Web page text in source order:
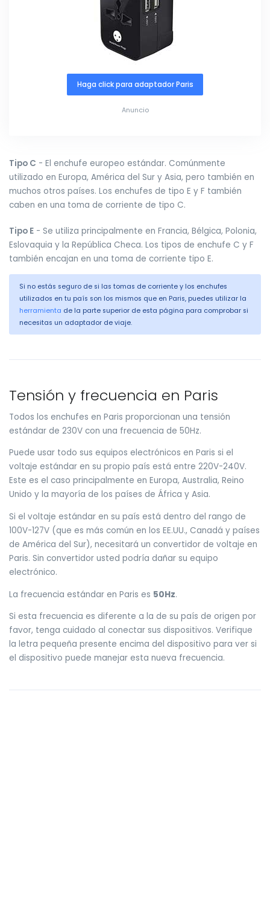
Haga click para adaptador Paris
Anuncio
Tipo C - El enchufe europeo estándar. Comúnmente
utilizado en Europa, América del Sur y Asia, pero también en
muchos otros países. Los enchufes de tipo E y F también
caben en una toma de corriente de tipo C.
Tipo E - Se utiliza principalmente en Francia, Bélgica, Polonia,
Eslovaquia y la República Checa. Los tipos de enchufe C y F
también encajan en una toma de corriente tipo E.
Si no estás seguro de si las tomas de corriente y los enchufes
utilizados en tu país son los mismos que en Paris, puedes utilizar la
herramienta de la parte superior de esta página para comprobar si
necesitas un adaptador de viaje.
Tensión y frecuencia en Paris
Todos los enchufes en Paris proporcionan una tensión
estándar de 230V con una frecuencia de 50Hz.
Puede usar todo sus equipos electrónicos en Paris si el
voltaje estándar en su propio país está entre 220V-240V.
Este es el caso principalmente en Europa, Australia, Reino
Unido y la mayoría de los países de África y Asia.
Si el voltaje estándar en su país está dentro del rango de
100V-127V (que es más común en los EE.UU., Canadá y países
de América del Sur), necesitará un convertidor de voltaje en
Paris. Sin convertidor usted podría dañar su equipo
electrónico.
La frecuencia estándar en Paris es 50Hz.
Si esta frecuencia es diferente a la de su país de origen por
favor, tenga cuidado al conectar sus dispositivos. Verifique
la letra pequeña presente encima del dispositivo para ver si
el dispositivo puede manejar esta nueva frecuencia.